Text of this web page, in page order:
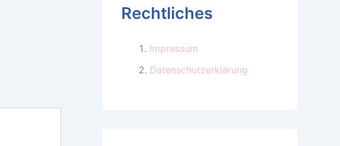
Rechtliches
Impressum
Datenschutzerklärung